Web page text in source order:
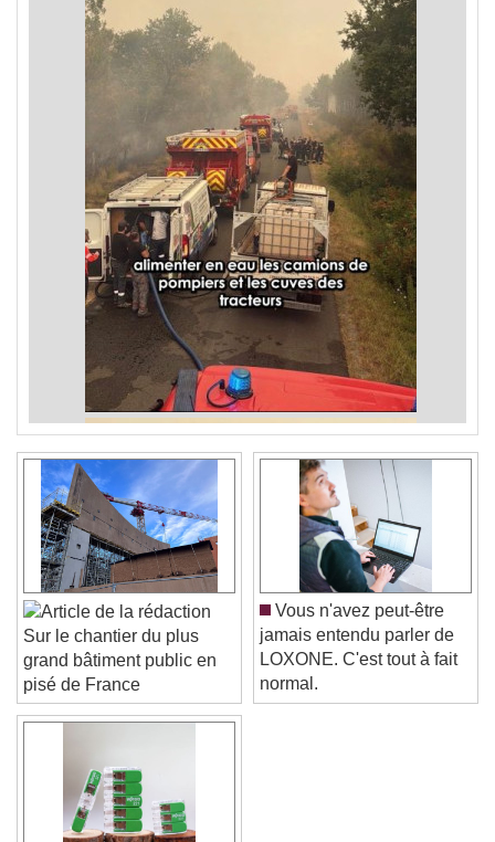
Sur le chantier du plus
grand bâtiment public en
pisé de France
Vous n'avez peut-être
jamais entendu parler de
LOXONE. C'est tout à fait
normal.